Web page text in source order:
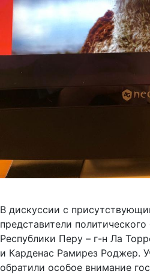
В дискуссии с
представители
Республики Перу – г-н Ла
и Карденас Рамирез Роджер.
обратили особое внимание